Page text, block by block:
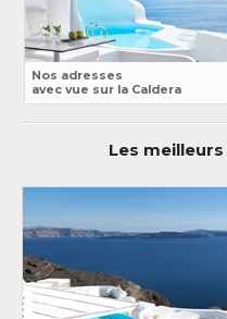
Nos adresses
avec vue sur la Caldera
Les